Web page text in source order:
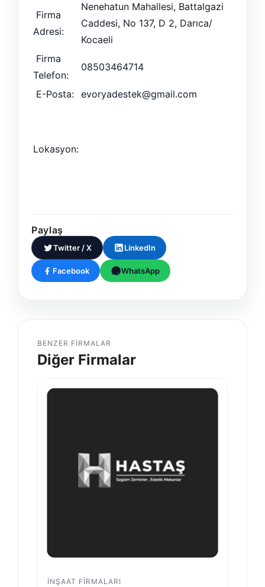
Firma
Adresi:
Nenehatun Mahallesi, Battalgazi
Caddesi, No 137, D 2, Darıca/
Kocaeli
Firma
Telefon:
08503464714
E-Posta: evoryadestek@gmail.com
Lokasyon:
Paylaş
Twitter / X LinkedIn
Facebook WhatsApp
BENZER FIRMALAR
Diğer Firmalar
İNŞAAT FIRMALARI